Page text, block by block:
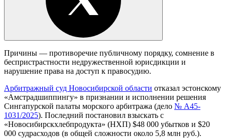
Причины — противоречие публичному порядку, сомнение в
беспристрастности недружественной юрисдикции и
нарушение права на доступ к правосудию.
Арбитражный суд Новосибирской области отказал эстонскому
«Амстрадшиппингу» в признании и исполнении решения
Сингапурской палаты морского арбитража (дело № А45-
1031/2025). Последний постановил взыскать с
«Новосибирскхлебпродукта» (НХП) $48 000 убытков и $20
000 судрасходов (в общей сложности около 5,8 млн руб.).